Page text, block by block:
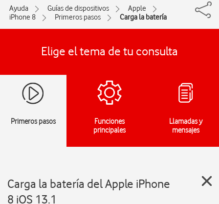
Ayuda Guías de dispositivos
Apple
iPhone 8
Primeros pasos Carga la batería
Elige el tema de tu consulta
Primeros pasos
Funciones
principales
Llamadas y
mensajes
Carga la batería del Apple iPhone
8 iOS 13.1